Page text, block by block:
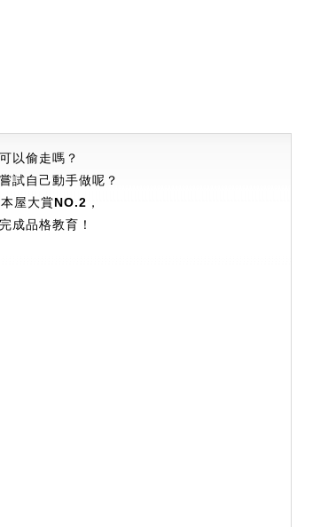
以偷走嗎 ？
試自己動手做呢？
屋大賞NO.2，
成品格教育！